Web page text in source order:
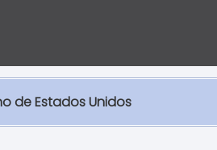
de Estados Unidos